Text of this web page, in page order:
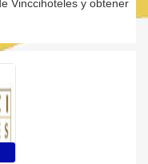
Vinccihoteles y obtener